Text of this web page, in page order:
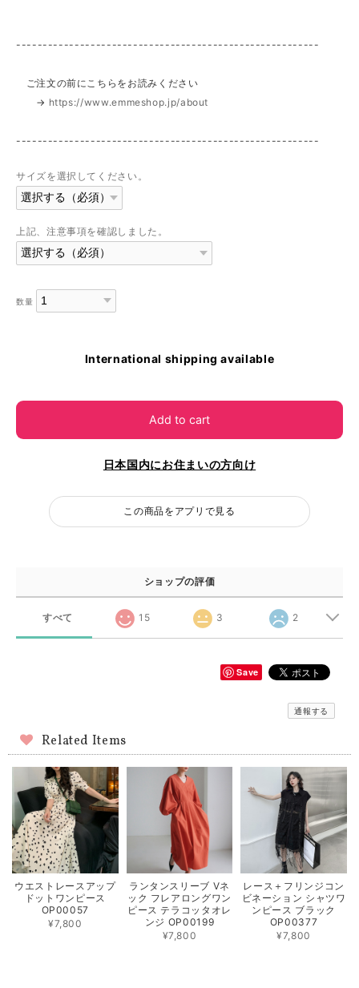
---------------------------------------------------------
ご注文の前にこちらをお読みください
→ https://www.emmeshop.jp/about
---------------------------------------------------------
サイズを選択してください。
上記、注意事項を確認しました。
数量
International shipping available
Add to cart
日本国内にお住まいの方向け
この商品をアプリで見る
ショップの評価
すべて 15 3 2
Save
通報する
Related Items
ウエストレースアップ
ドットワンピース
OP00057
¥7,800
ランタンスリーブ Vネ
ック フレアロングワン
ピース テラコッタオレ
ンジ OP00199
¥7,800
レース＋フリンジコン
ビネーション シャツワ
ンピース ブラック
OP00377
¥7,800